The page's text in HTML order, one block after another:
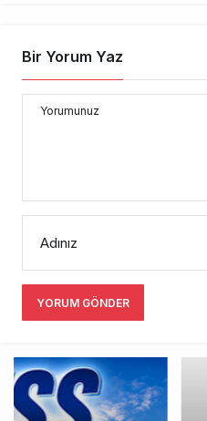
Bir Yorum Yaz
Yorumunuz
Adınız
YORUM GÖNDER